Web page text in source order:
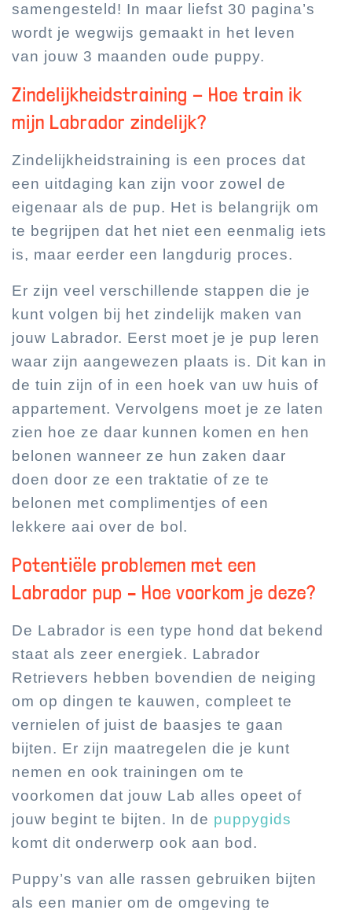
samengesteld! In maar liefst 30 pagina’s
wordt je wegwijs gemaakt in het leven
van jouw 3 maanden oude puppy.
Zindelijkheidstraining - Hoe train ik
mijn Labrador zindelijk?
Zindelijkheidstraining is een proces dat
een uitdaging kan zijn voor zowel de
eigenaar als de pup. Het is belangrijk om
te begrijpen dat het niet een eenmalig iets
is, maar eerder een langdurig proces.
Er zijn veel verschillende stappen die je
kunt volgen bij het zindelijk maken van
jouw Labrador. Eerst moet je je pup leren
waar zijn aangewezen plaats is. Dit kan in
de tuin zijn of in een hoek van uw huis of
appartement. Vervolgens moet je ze laten
zien hoe ze daar kunnen komen en hen
belonen wanneer ze hun zaken daar
doen door ze een traktatie of ze te
belonen met complimentjes of een
lekkere aai over de bol.
Potentiële problemen met een
Labrador pup – Hoe voorkom je deze?
De Labrador is een type hond dat bekend
staat als zeer energiek. Labrador
Retrievers hebben bovendien de neiging
om op dingen te kauwen, compleet te
vernielen of juist de baasjes te gaan
bijten. Er zijn maatregelen die je kunt
nemen en ook trainingen om te
voorkomen dat jouw Lab alles opeet of
jouw begint te bijten. In de puppygids
komt dit onderwerp ook aan bod.
Puppy’s van alle rassen gebruiken bijten
als een manier om de omgeving te